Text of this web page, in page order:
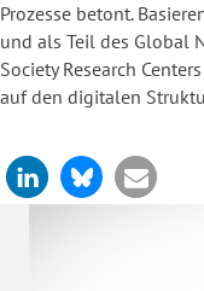
Prozesse betont.
und als Teil des Global
Society Research
auf den digitalen